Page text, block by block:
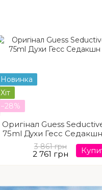
Новинка
Хіт
−28%
Оригінал Guess
75ml Духи Гесс
3 861 грн
2 761 грн